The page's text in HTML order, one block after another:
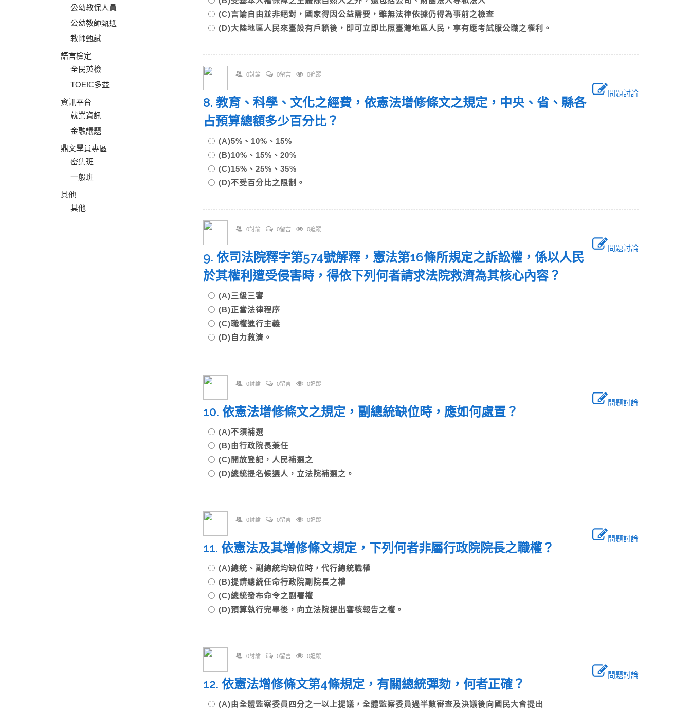
公幼教保人員
公幼教師甄選
教師甄試
語言檢定
全民英檢
TOEIC多益
資訊平台
就業資訊
金融議題
鼎文學員專區
密集班
一般班
其他
其他
(C)言論自由並非絕對，國家得因公益需要，雖無法律依據仍得為事前之檢查
(D)大陸地區人民來臺設有戶籍後，即可立即比照臺灣地區人民，享有應考試服公職之權利。
0討論 0留言 0追蹤
問題討論
8. 教育、科學、文化之經費，依憲法增修條文之規定，中央、省、縣各
占預算總額多少百分比？
(A)5%、10%、15%
(B)10%、15%、20%
(C)15%、25%、35%
(D)不受百分比之限制。
0討論 0留言 0追蹤
問題討論
9. 依司法院釋字第574號解釋，憲法第16條所規定之訴訟權，係以人民
於其權利遭受侵害時，得依下列何者請求法院救濟為其核心內容？
(A)三級三審
(B)正當法律程序
(C)職權進行主義
(D)自力救濟。
0討論 0留言 0追蹤
問題討論
10. 依憲法增修條文之規定，副總統缺位時，應如何處置？
(A)不須補選
(B)由行政院長兼任
(C)開放登記，人民補選之
(D)總統提名候選人，立法院補選之。
0討論 0留言 0追蹤
問題討論
11. 依憲法及其增修條文規定，下列何者非屬行政院院長之職權？
(A)總統、副總統均缺位時，代行總統職權
(B)提請總統任命行政院副院長之權
(C)總統發布命令之副署權
(D)預算執行完畢後，向立法院提出審核報告之權。
0討論 0留言 0追蹤
問題討論
12. 依憲法增修條文第4條規定，有關總統彈劾，何者正確？
(A)由全體監察委員四分之一以上提議，全體監察委員過半數審查及決議後向國民大會提出